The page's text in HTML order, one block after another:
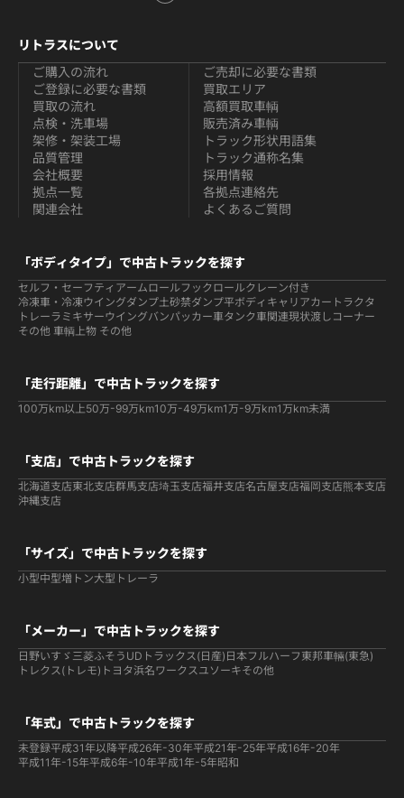
リトラスについて
ご購入の流れ
ご登録に必要な書類
買取の流れ
ご売却に必要な書類
買取エリア
高額買取車輌
点検・洗車場
架修・架装工場
品質管理
販売済み車輌
トラック形状用語集
トラック通称名集
会社概要
拠点一覧
関連会社
採用情報
各拠点連絡先
よくあるご質問
「ボディタイプ」で中古トラックを探す
セルフ・セーフティ アームロールフックロールクレーン付き
冷凍車・冷凍ウイングダンプ土砂禁ダンプ平ボディ キャリアカー トラクタ
トレーラ ミキサーウイングバンパッカー車タンク車関連現状渡しコーナー
その他 車輌 上物 その他
「走行距離」で中古トラックを探す
100万km以上50万-99万km10万-49万km1万-9万km1万km未満
「支店」で中古トラックを探す
北海道支店東北支店群馬支店埼玉支店福井支店名古屋支店福岡支店熊本支店
沖縄支店
「サイズ」で中古トラックを探す
小型中型増トン大型 トレーラ
「メーカー」で中古トラックを探す
日野いすゞ 三菱ふそう UDトラックス(日産) 日本フルハーフ 東邦車輛(東急)
トレクス(トレモ) トヨタ浜名ワークス ユソーキその他
「年式」で中古トラックを探す
未登録平成31年以降平成26年-30年平成21年-25年平成16年-20年
平成11年-15年平成6年-10年平成1年-5年昭和